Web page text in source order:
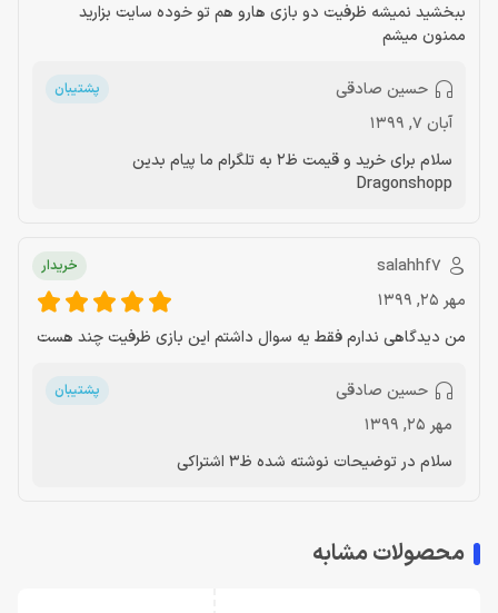
ببخشید نمیشه ظرفیت دو بازی هارو هم تو خوده سایت بزارید
ممنون میشم
حسین صادقی پشتیبان
آبان 7, 1399
سلام برای خرید و قیمت ظ2 به تلگرام ما پیام بدین
Dragonshopp
salahhf7 خریدار
مهر 25, 1399
من دیدگاهی ندارم فقط یه سوال داشتم این بازی ظرفیت چند هست
حسین صادقی پشتیبان
مهر 25, 1399
سلام در توضیحات نوشته شده ظ3 اشتراکی
محصولات مشابه